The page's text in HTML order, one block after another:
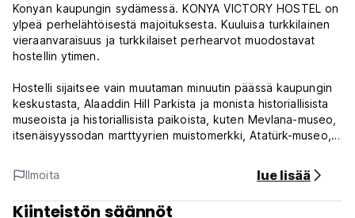
Konyan kaupungin sydämessä. KONYA VICTORY HOSTEL on
ylpeä perhelähtöisestä majoituksesta. Kuuluisa turkkilainen
vieraanvaraisuus ja turkkilaiset perhearvot muodostavat
hostellin ytimen.
Hostelli sijaitsee vain muutaman minuutin päässä kaupungin
keskustasta, Alaaddin Hill Parkista ja monista historiallisista
museoista ja historiallisista paikoista, kuten Mevlana-museo,
itsenäisyyssodan marttyyrien muistomerkki, Atatürk-museo,
Madrasa, Nasuhbey Dar' ül Huffazı-moskeija, İplikçi-
moskeija, Aziziye-moskeija, Nalçacı Avenue ja Zafer Avenue.
Victory Hostel tarjoaa 7/24 Avoin monikielinen vastaanotto,
Ilmoita lue lisää
Kiinteistön säännöt